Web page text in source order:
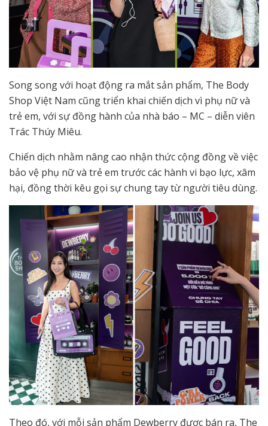
Song song với hoạt động ra mắt sản phẩm, The Body
Shop Việt Nam cũng triển khai chiến dịch vì phụ nữ và
trẻ em, với sự đồng hành của nhà báo – MC – diễn viên
Trác Thúy Miêu.
Chiến dịch nhằm nâng cao nhận thức cộng đồng về việc
bảo vệ phụ nữ và trẻ em trước các hành vi bạo lực, xâm
hại, đồng thời kêu gọi sự chung tay từ người tiêu dùng.
Theo đó, với mỗi sản phẩm Dewberry được bán ra, The